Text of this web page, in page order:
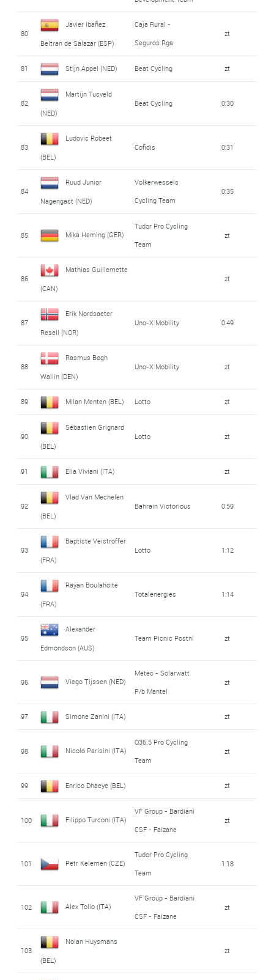
80
Javier Ibañez
Beltran de Salazar (ESP)
Caja Rural -
Seguros Rga
zt
81 Stijn Appel (NED) Beat Cycling zt
82
Martijn Tusveld
(NED)
Beat Cycling 0:30
83
Ludovic Robeet
(BEL)
Cofidis 0:31
84
Ruud Junior
Nagengast (NED)
Volkerwessels
Cycling Team
0:35
85 Miká Heming (GER)
Tudor Pro Cycling
Team
zt
86
Mathias Guillemette
(CAN)
zt
87
Erik Nordsaeter
Resell (NOR)
Uno-X Mobility 0:49
88
Rasmus Bøgh
Wallin (DEN)
Uno-X Mobility zt
89 Milan Menten (BEL) Lotto zt
90
Sébastien Grignard
(BEL)
Lotto zt
91 Elia Viviani (ITA) zt
92
Vlad Van Mechelen
(BEL)
Bahrain Victorious 0:59
93
Baptiste Veistroffer
(FRA)
Lotto 1:12
94
Rayan Boulahoite
(FRA)
Totalenergies 1:14
95
Alexander
Edmondson (AUS)
Team Picnic Postnl zt
96 Viego Tijssen (NED)
Metec - Solarwatt
P/b Mantel
zt
97 Simone Zanini (ITA) zt
98 Nicolo Parisini (ITA)
Q36.5 Pro Cycling
Team
zt
99 Enrico Dhaeye (BEL) zt
100 Filippo Turconi (ITA)
VF Group - Bardiani
CSF - Faizane
zt
101 Petr Kelemen (CZE)
Tudor Pro Cycling
Team
1:18
102 Alex Tolio (ITA)
VF Group - Bardiani
CSF - Faizane
zt
103
Nolan Huysmans
(BEL)
zt